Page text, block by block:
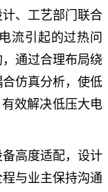
、工艺部门联合
流引起的过热问
通过合理布局绕
仿真分析，使低
效解决低压大电
高度适配，设计
与业主保持沟通